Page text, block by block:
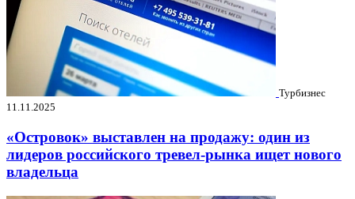
Турбизнес
11.11.2025
«Островок» выставлен на продажу: один из
лидеров российского тревел-рынка ищет нового
владельца